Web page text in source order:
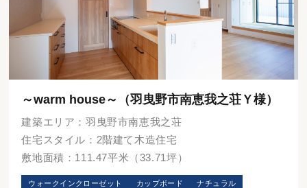
～warm house～（羽曳野市南恵我之荘Ｙ様）
建築エリア：羽曳野市南恵我之荘
住宅スタイル：2階建て木造住宅
敷地面積：111.47平米（33.71坪）
ウォークインクローゼット カップボード ナチュラル